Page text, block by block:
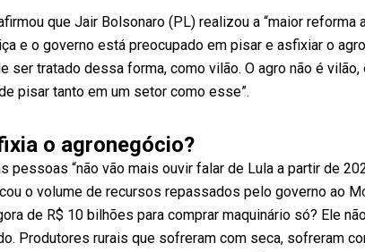
que Jair Bolsonaro (PL) realizou a “maior reforma
e o governo está preocupado em pisar e asfixiar o
ser tratado dessa forma, como vilão. O agro não é
pisar tanto em um setor como esse”.
o agronegócio?
pessoas “não vão mais ouvir falar de Lula a partir de
o volume de recursos repassados pelo governo ao
de R$ 10 bilhões para comprar maquinário só? Ele
Produtores rurais que sofreram com seca, sofreram